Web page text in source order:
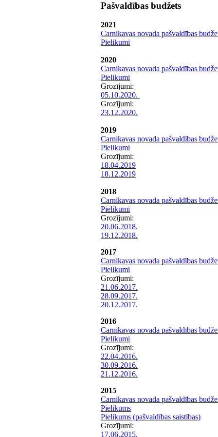
Pašvaldības budžets
2021
Carnikavas novada pašvaldības
Pielikumi
2020
Carnikavas novada pašvaldības
Pielikumi
Grozījumi:
05.10.2020.
Grozījumi:
23.12.2020.
2019
Carnikavas novada pašvaldības
Pielikumi
Grozījumi:
18.04.2019
18.12.2019
2018
Carnikavas novada pašvaldības
Pielikumi
Grozījumi:
20.06.2018.
19.12.2018.
2017
Carnikavas novada pašvaldības
Pielikumi
Grozījumi:
21.06.2017.
28.09.2017.
20.12.2017.
2016
Carnikavas novada pašvaldības
Pielikumi
Grozījumi:
22.04.2016.
30.09.2016.
21.12.2016.
2015
Carnikavas novada pašvaldības
Pielikums
Pielikums (pašvaldības saistības)
Grozījumi:
17.06.2015.